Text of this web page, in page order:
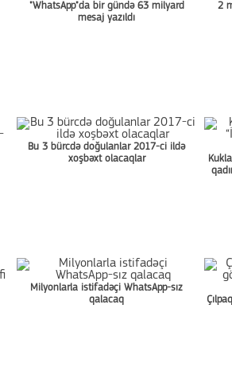
"WhatsApp"da bir gündə 63 milyard
mesaj yazıldı
2
Bu 3 bürcdə doğulanlar 2017-ci ildə
xoşbəxt olacaqlar
Milyonlarla istifadəçi WhatsApp-sız
qalacaq